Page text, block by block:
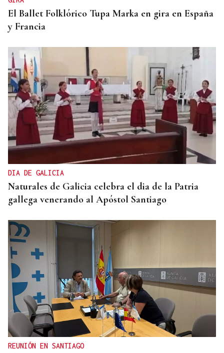
El Ballet Folklórico Tupa Marka en gira en España
y Francia
DIA DE GALICIA
Naturales de Galicia celebra el dia de la Patria
gallega venerando al Apóstol Santiago
REUNIÓN EN SANTIAGO